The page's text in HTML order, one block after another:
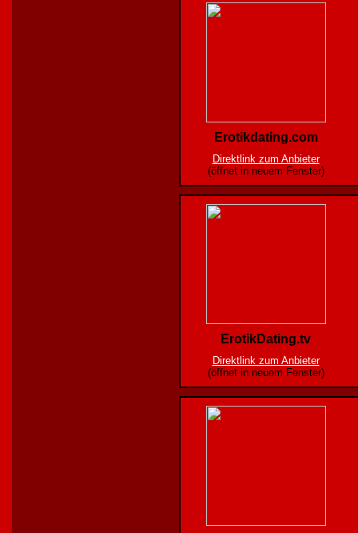
Erotikdating.com
Direktlink zum Anbieter
(öffnet in neuem Fenster)
ErotikDating.tv
Direktlink zum Anbieter
(öffnet in neuem Fenster)